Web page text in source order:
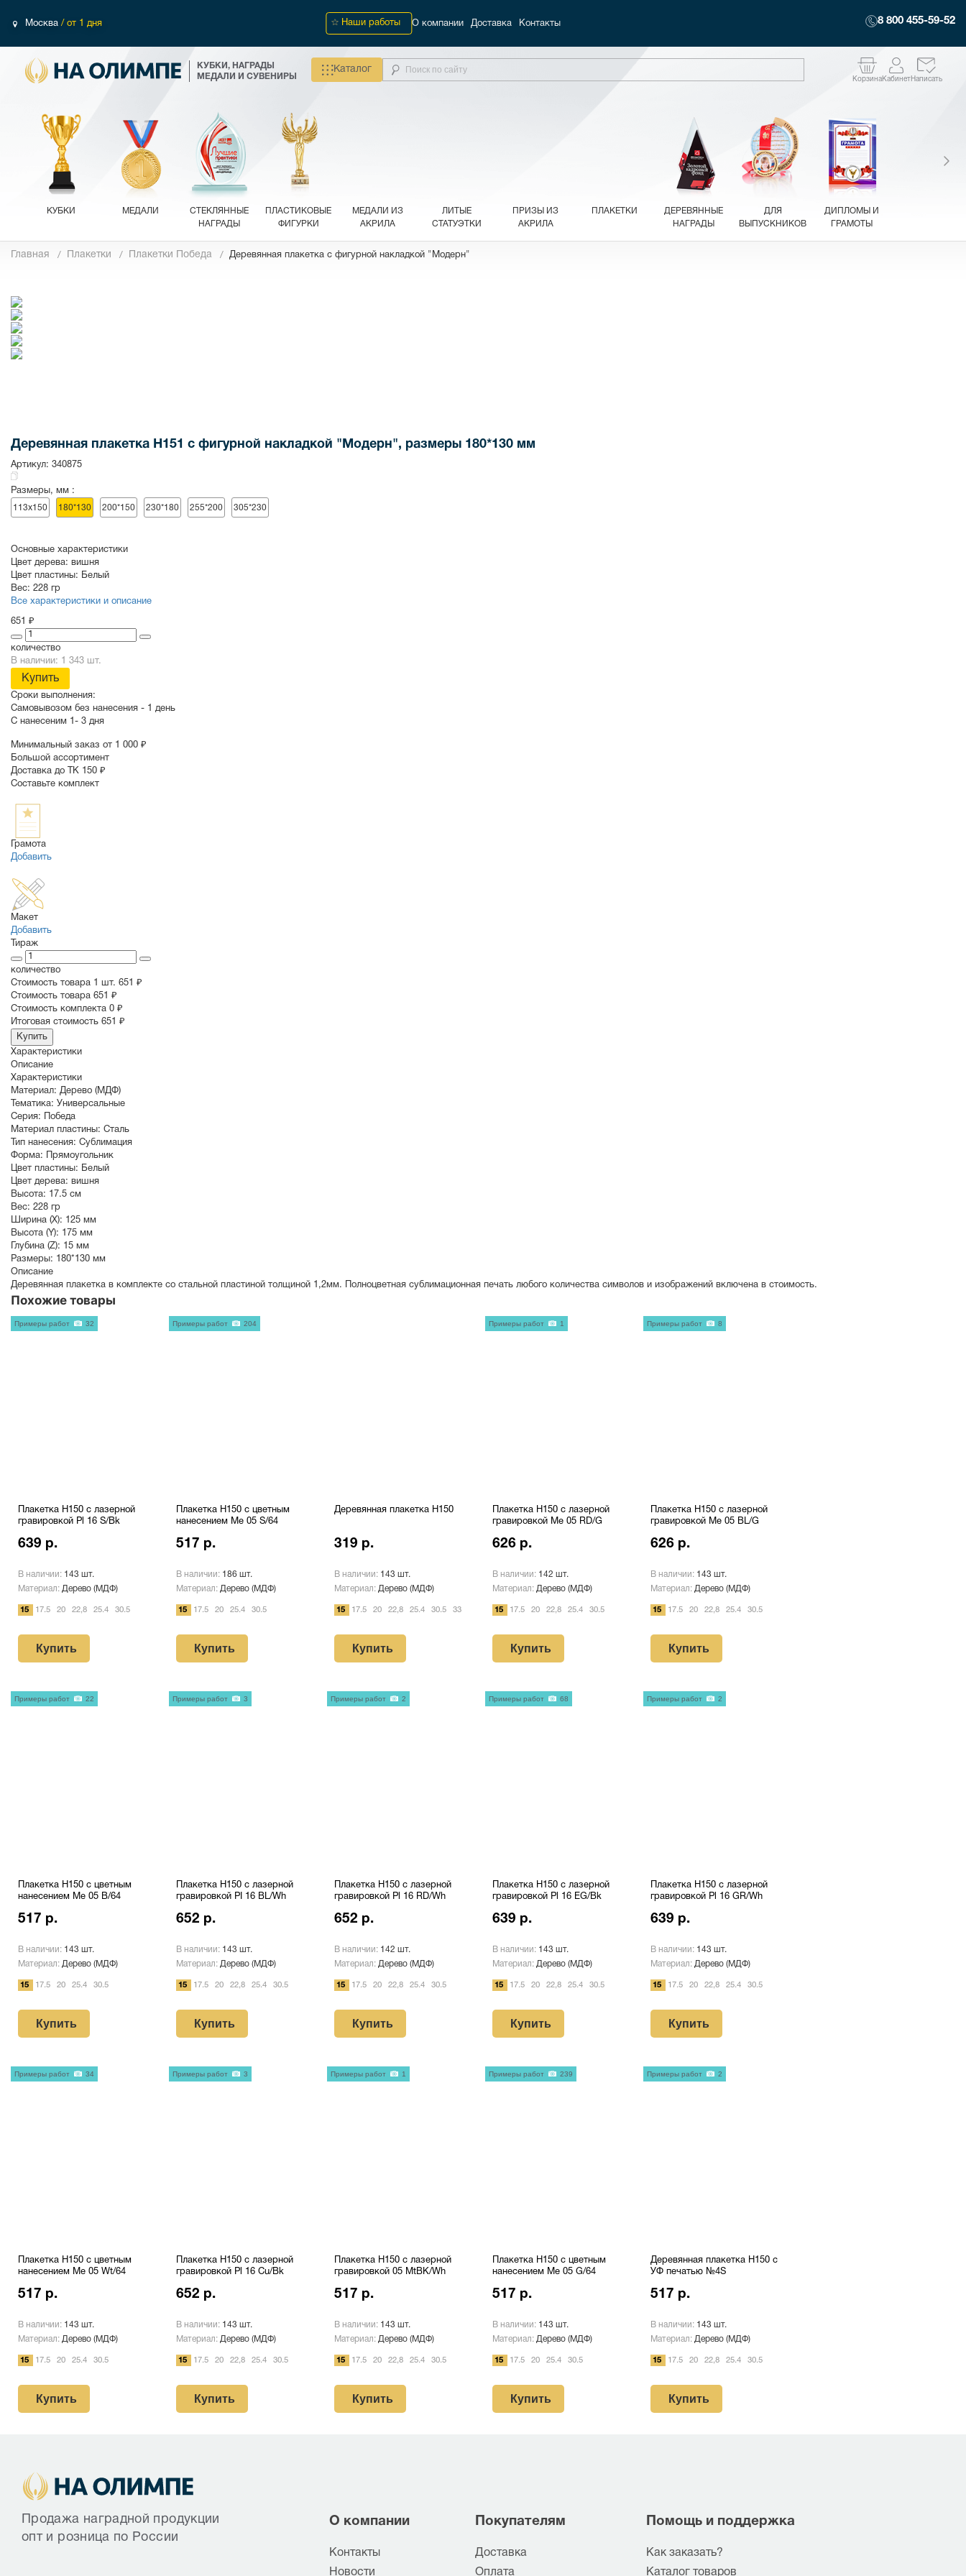
Москва / от 1 дня Наши работы О компании Доставка Контакты 8 800 455-59-52
КУБКИ, НАГРАДЫ
МЕДАЛИ И СУВЕНИРЫ
Каталог
КорзинаКабинетНаписать
КУБКИ МЕДАЛИ
СТЕКЛЯННЫЕ
НАГРАДЫ
ПЛАСТИКОВЫЕ
ФИГУРКИ
МЕДАЛИ ИЗ
АКРИЛА
ЛИТЫЕ
СТАТУЭТКИ
ПРИЗЫ ИЗ
АКРИЛА
ПЛАКЕТКИ
ДЕРЕВЯННЫЕ
НАГРАДЫ
ДЛЯ
ВЫПУСКНИКОВ
ДИПЛОМЫ И
ГРАМОТЫ
Главная Плакетки Плакетки Победа Деревянная плакетка c фигурной накладкой "Модерн"
Деревянная плакетка H151 c фигурной накладкой "Модерн", размеры 180*130 мм
Артикул: 340875
Размеры, мм :
113х150 180*130 200*150 230*180 255*200 305*230
Основные характеристики
Цвет дерева: вишня
Цвет пластины: Белый
Вес: 228 гр
Все характеристики и описание
651 ₽
количество
В наличии: 1 343 шт.
Купить
Сроки выполнения:
Самовывозом без нанесения - 1 день
С нанесеним 1- 3 дня
Минимальный заказ от 1 000 ₽
Большой ассортимент
Доставка до ТК 150 ₽
Составьте комплект
Грамота
Добавить
Макет
Добавить
Тираж
количество
Стоимость товара 1 шт. 651 ₽
Cтоимость товара 651 ₽
Стоимость комплекта 0 ₽
Итоговая стоимость 651 ₽
Купить
Характеристики
Описание
Характеристики
Материал: Дерево (МДФ)
Тематика: Универсальные
Серия: Победа
Материал пластины: Сталь
Тип нанесения: Сублимация
Форма: Прямоугольник
Цвет пластины: Белый
Цвет дерева: вишня
Высота: 17.5 см
Вес: 228 гр
Ширина (X): 125 мм
Высота (Y): 175 мм
Глубина (Z): 15 мм
Размеры: 180*130 мм
Описание
Деревянная плакетка в комплекте со стальной пластиной толщиной 1,2мм. Полноцветная сублимационная печать любого количества символов и изображений включена в стоимость.
Похожие товары
Плакетка H150 с лазерной
гравировкой Pl 16 S/Bk
639 р.
В наличии: 143 шт.
Материал: Дерево (МДФ)
15 17.5 20 22,8 25.4 30.5
Купить
Примеры работ 32
Плакетка H150 с цветным
нанесением Me 05 S/64
517 р.
В наличии: 186 шт.
Материал: Дерево (МДФ)
15 17.5 20 25.4 30.5
Купить
Примеры работ 204
Деревянная плакетка H150
319 р.
В наличии: 143 шт.
Материал: Дерево (МДФ)
15 17.5 20 22,8 25.4 30.5 33
Купить
Плакетка H150 с лазерной
гравировкой Me 05 RD/G
626 р.
В наличии: 142 шт.
Материал: Дерево (МДФ)
15 17.5 20 22,8 25.4 30.5
Купить
Примеры работ 1
Плакетка H150 с лазерной
гравировкой Me 05 BL/G
626 р.
В наличии: 143 шт.
Материал: Дерево (МДФ)
15 17.5 20 22,8 25.4 30.5
Купить
Примеры работ 8
Плакетка H150 с цветным
нанесением Me 05 B/64
517 р.
В наличии: 143 шт.
Материал: Дерево (МДФ)
15 17.5 20 25.4 30.5
Купить
Примеры работ 22
Плакетка H150 с лазерной
гравировкой PI 16 BL/Wh
652 р.
В наличии: 143 шт.
Материал: Дерево (МДФ)
15 17.5 20 22,8 25.4 30.5
Купить
Примеры работ 3
Плакетка H150 с лазерной
гравировкой Pl 16 RD/Wh
652 р.
В наличии: 142 шт.
Материал: Дерево (МДФ)
15 17.5 20 22,8 25.4 30.5
Купить
Примеры работ 2
Плакетка H150 с лазерной
гравировкой Pl 16 EG/Bk
639 р.
В наличии: 143 шт.
Материал: Дерево (МДФ)
15 17.5 20 22,8 25.4 30.5
Купить
Примеры работ 68
Плакетка H150 с лазерной
гравировкой Pl 16 GR/Wh
639 р.
В наличии: 143 шт.
Материал: Дерево (МДФ)
15 17.5 20 22,8 25.4 30.5
Купить
Примеры работ 2
Плакетка H150 с цветным
нанесением Me 05 Wt/64
517 р.
В наличии: 143 шт.
Материал: Дерево (МДФ)
15 17.5 20 25.4 30.5
Купить
Примеры работ 34
Плакетка H150 с лазерной
гравировкой Pl 16 Cu/Bk
652 р.
В наличии: 143 шт.
Материал: Дерево (МДФ)
15 17.5 20 22,8 25.4 30.5
Купить
Примеры работ 3
Плакетка H150 с лазерной
гравировкой 05 MtBK/Wh
517 р.
В наличии: 143 шт.
Материал: Дерево (МДФ)
15 17.5 20 22,8 25.4 30.5
Купить
Примеры работ 1
Плакетка H150 с цветным
нанесением Me 05 G/64
517 р.
В наличии: 143 шт.
Материал: Дерево (МДФ)
15 17.5 20 25.4 30.5
Купить
Примеры работ 239
Деревянная плакетка H150 c
УФ печатью №4S
517 р.
В наличии: 143 шт.
Материал: Дерево (МДФ)
15 17.5 20 22,8 25.4 30.5
Купить
Примеры работ 2
Продажа наградной продукции
опт и розница по России
О компании
Контакты
Новости
Покупателям
Доставка
Оплата
Помощь и поддержка
Как заказать?
Каталог товаров